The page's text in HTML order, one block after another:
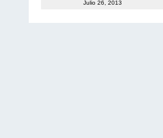
Julio 26, 2013